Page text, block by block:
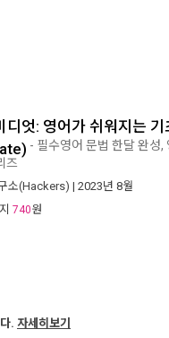
엇: 영어가 쉬워지는 기
- 필수영어 문법 한달 완성,
즈
소(Hackers) | 2023년 8월
740원
. 자세히보기